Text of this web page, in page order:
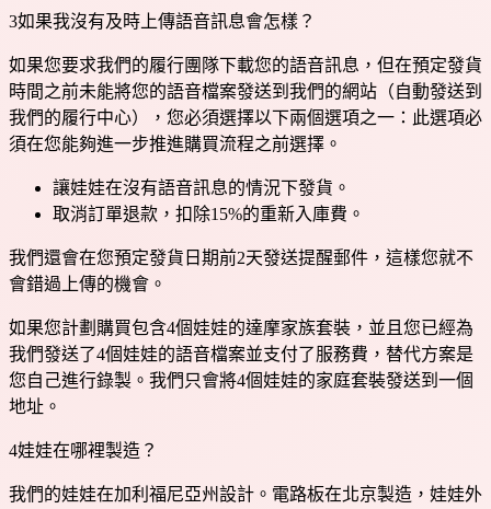
3如果我沒有及時上傳語音訊息會怎樣？
如果您要求我們的履行團隊下載您的語音訊息，但在預定發貨
時間之前未能將您的語音檔案發送到我們的網站（自動發送到
我們的履行中心），您必須選擇以下兩個選項之一：此選項必
須在您能夠進一步推進購買流程之前選擇。
讓娃娃在沒有語音訊息的情況下發貨。
取消訂單退款，扣除15%的重新入庫費。
我們還會在您預定發貨日期前2天發送提醒郵件，這樣您就不
會錯過上傳的機會。
如果您計劃購買包含4個娃娃的達摩家族套裝，並且您已經為
我們發送了4個娃娃的語音檔案並支付了服務費，替代方案是
您自己進行錄製。我們只會將4個娃娃的家庭套裝發送到一個
地址。
4娃娃在哪裡製造？
我們的娃娃在加利福尼亞州設計。電路板在北京製造，娃娃外